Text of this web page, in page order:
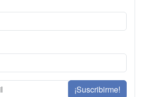
¡Suscribirme!